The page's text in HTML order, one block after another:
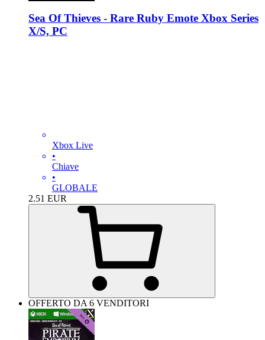
Sea Of Thieves - Rare Ruby Emote Xbox Series
X/S, PC
Xbox Live
•
Chiave
•
GLOBALE
2.51 EUR
OFFERTO DA 6 VENDITORI